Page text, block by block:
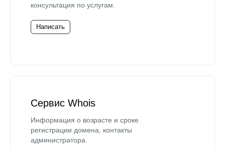
консультация по услугам.
Написать
Сервис Whois
Информация о возрасте и сроке
регистрации домена, контакты
администратора.